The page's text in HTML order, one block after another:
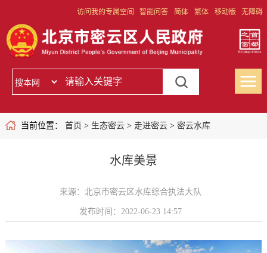
访问我的专属空间 智能问答 简体 繁体 移动版 无障碍
当前位置： 首页 > 生态密云> 走进密云> 密云水库
水库美景
来源：北京市密云区水库综合执法大队
发布时间：2022-06-23 14:57